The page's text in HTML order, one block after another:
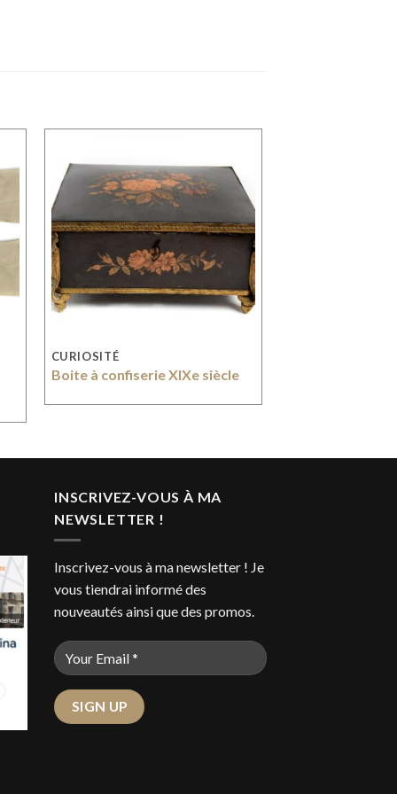
CURIOSITÉ
Boite à confiserie XIXe siècle
INSCRIVEZ-VOUS À MA
NEWSLETTER !
Inscrivez-vous à ma newsletter ! Je
vous tiendrai informé des
nouveautés ainsi que des promos.